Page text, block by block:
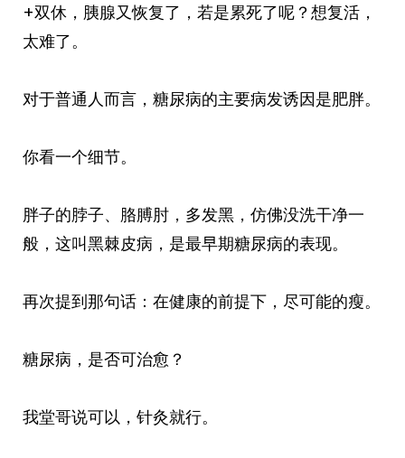
+双休，胰腺又恢复了，若是累死了呢？想复活，
太难了。
对于普通人而言，糖尿病的主要病发诱因是肥胖。
你看一个细节。
胖子的脖子、胳膊肘，多发黑，仿佛没洗干净一
般，这叫黑棘皮病，是最早期糖尿病的表现。
再次提到那句话：在健康的前提下，尽可能的瘦。
糖尿病，是否可治愈？
我堂哥说可以，针灸就行。